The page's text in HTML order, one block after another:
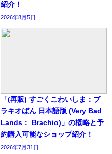
紹介！
2026年8月5日
「(再販) すごくこわいしま：ブ
ラキオばん 日本語版 (Very Bad
Lands： Brachio)」の概略と予
約購入可能なショップ紹介！
2026年7月31日